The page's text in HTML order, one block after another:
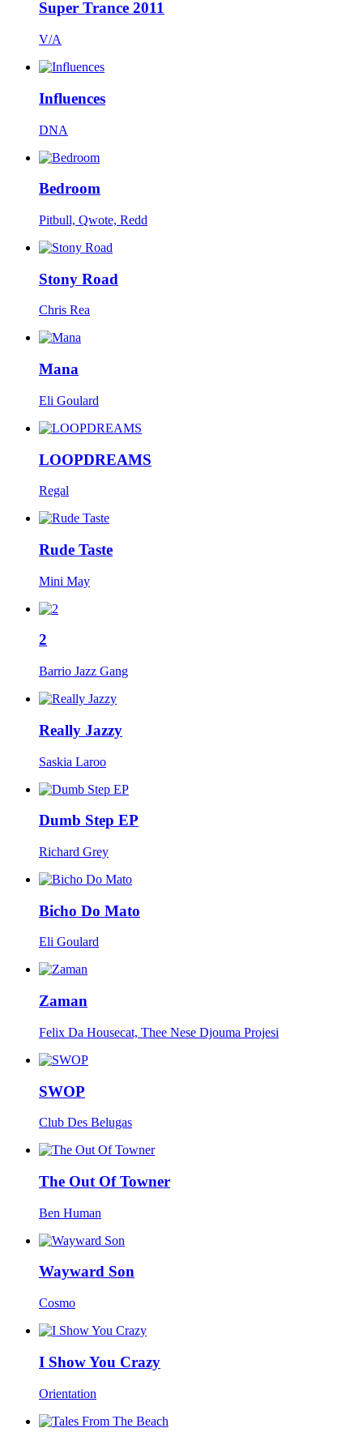
Super Trance 2011
V/A
Influences
DNA
Bedroom
Pitbull, Qwote, Redd
Stony Road
Chris Rea
Mana
Eli Goulard
LOOPDREAMS
Regal
Rude Taste
Mini May
2
Barrio Jazz Gang
Really Jazzy
Saskia Laroo
Dumb Step EP
Richard Grey
Bicho Do Mato
Eli Goulard
Zaman
Felix Da Housecat, Thee Nese Djouma Projesi
SWOP
Club Des Belugas
The Out Of Towner
Ben Human
Wayward Son
Cosmo
I Show You Crazy
Orientation